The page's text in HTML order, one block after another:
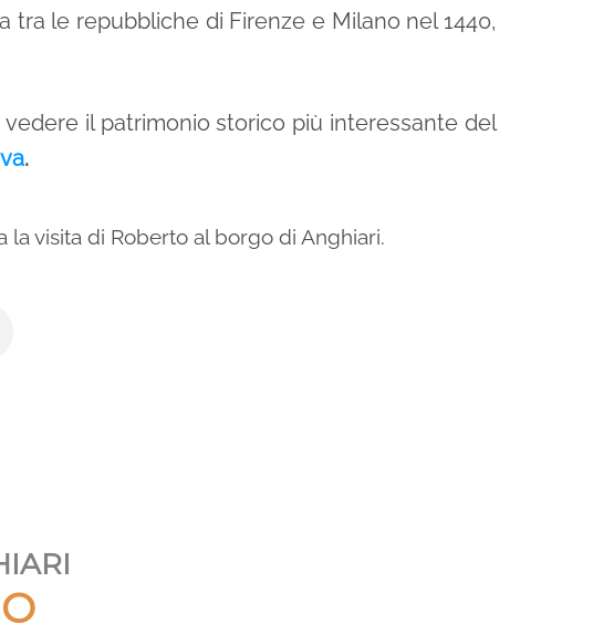
le repubbliche di Firenze e Milano nel 1440,
il patrimonio storico più interessante del
.
la visita di Roberto al borgo di Anghiari.